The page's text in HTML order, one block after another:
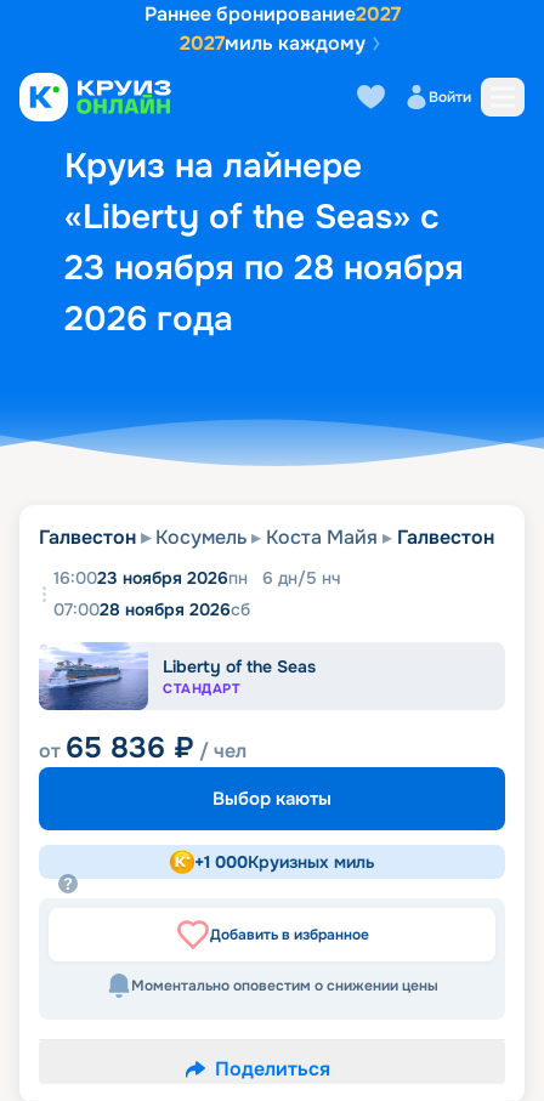
Раннее бронирование2027
2027миль каждому
Войти
Круиз на лайнере
«Liberty of the Seas» с
23 ноября по 28 ноября
2026 года
Выбор кают Маршрут и
Галвестон Косумель Коста Майя Галвестон
16:0023 ноября 2026пн 6 дн/5 нч
07:0028 ноября 2026сб
Liberty of the Seas
СТАНДАРТ
от 65 836 ₽ / чел
Выбор каюты
+1 000Круизных миль
Добавить в избранное
Моментально оповестим о снижении цены
Поделиться